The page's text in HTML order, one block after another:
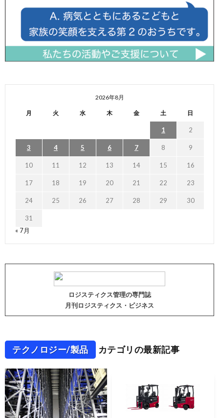
2026年8月
月 火 水 木 金 土 日
1 2
3 4 5 6 7 8 9
10 11 12 13 14 15 16
17 18 19 20 21 22 23
24 25 26 27 28 29 30
31
« 7月
ロジスティクス管理の専門誌
月刊ロジスティクス・ビジネス
テクノロジー/製品 カテゴリの最新記事